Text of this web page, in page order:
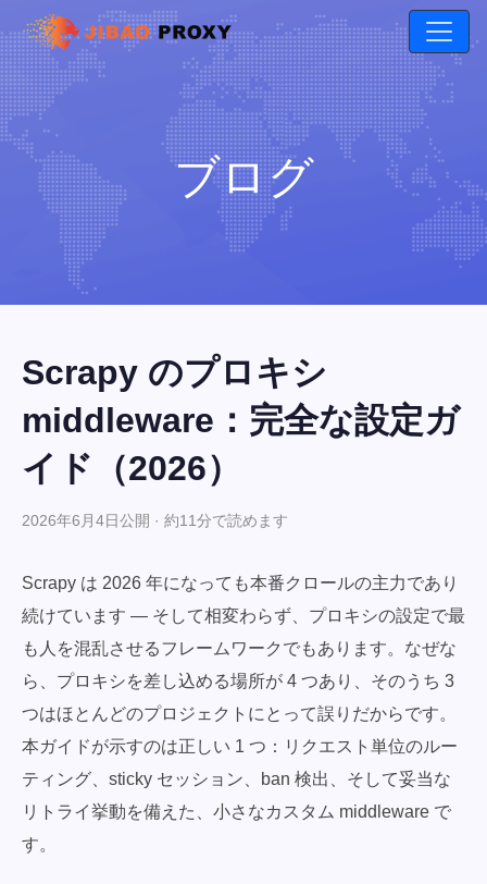
ブログ
Scrapy のプロキシ
middleware：完全な設定ガ
イド（2026）
2026年6月4日公開 · 約11分で読めます
Scrapy は 2026 年になっても本番クロールの主力であり
続けています — そして相変わらず、プロキシの設定で最
も人を混乱させるフレームワークでもあります。なぜな
ら、プロキシを差し込める場所が 4 つあり、そのうち 3
つはほとんどのプロジェクトにとって誤りだからです。
本ガイドが示すのは正しい 1 つ：リクエスト単位のルー
ティング、sticky セッション、ban 検出、そして妥当な
リトライ挙動を備えた、小さなカスタム middleware で
す。